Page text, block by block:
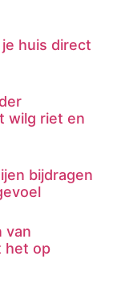
huis direct
wilg riet en
bijdragen
van
het op